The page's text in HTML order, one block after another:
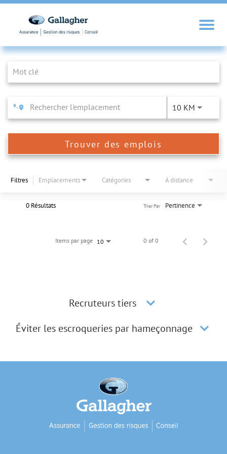
Job Search Page
10 KM
Trouver des emplois
Filtres Emplacements Catégories À distance
0 Résultats Pertinence
Trier Par
Items par page 10 0 of 0
Recruteurs tiers
Éviter les escroqueries par hameçonnage